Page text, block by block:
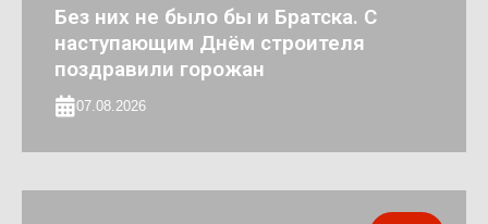
Без них не было бы и Братска. С
наступающим Днём строителя
поздравили горожан
07.08.2026